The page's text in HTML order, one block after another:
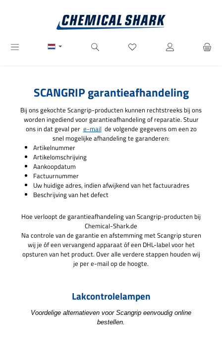
Je hebt 0 items op je
SCANGRIP garantieafhandeling
Bij ons gekochte Scangrip-producten kunnen rechtstreeks bij ons
worden ingediend voor garantieafhandeling of reparatie. Stuur
ons in dat geval per e-mail de volgende gegevens om een zo
snel mogelijke afhandeling te garanderen:
Artikelnummer
Artikelomschrijving
Aankoopdatum
Factuurnummer
Uw huidige adres, indien afwijkend van het factuuradres
Beschrijving van het defect
Hoe verloopt de garantieafhandeling van Scangrip-producten bij
Chemical-Shark.de
Na controle van de garantie en afstemming met Scangrip sturen
wij je óf een vervangend apparaat óf een DHL-label voor het
opsturen van het product. Over alle verdere stappen houden wij
je per e-mail op de hoogte.
Lakcontrolelampen
Voordelige alternatieven voor Scangrip eenvoudig online
bestellen.